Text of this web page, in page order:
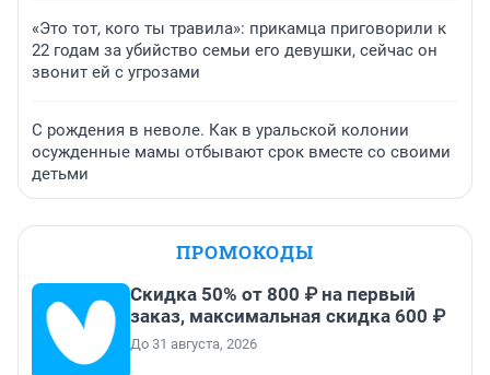
«Это тот, кого ты травила»: прикамца приговорили к
22 годам за убийство семьи его девушки, сейчас он
звонит ей с угрозами
С рождения в неволе. Как в уральской колонии
осужденные мамы отбывают срок вместе со своими
детьми
ПРОМОКОДЫ
Скидка 50% от 800 ₽ на первый
заказ, максимальная скидка 600 ₽
До 31 августа, 2026